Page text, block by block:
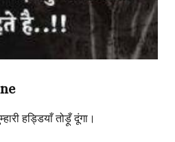
हड्डियाँ तोड़ूँ दूंगा।